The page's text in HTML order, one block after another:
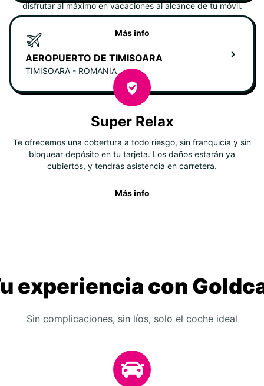
AEROPUERTO DE TIMISOARA
TIMISOARA - ROMANIA
disfrutar al máximo en vacaciones al alcance de tu móvil.
Más info
Super Relax
Te ofrecemos una cobertura a todo riesgo, sin franquicia y sin
bloquear depósito en tu tarjeta. Los daños estarán ya
cubiertos, y tendrás asistencia en carretera.
Más info
experiencia con
Sin complicaciones, sin líos, solo el coche ideal